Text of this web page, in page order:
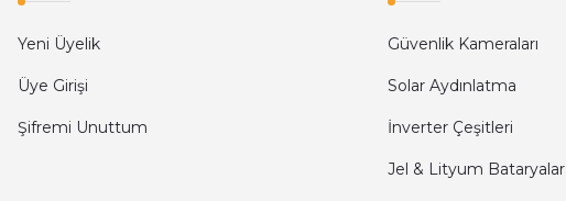
Yeni Üyelik
Üye Girişi
Şifremi Unuttum
Güvenlik Kameraları
Solar Aydınlatma
İnverter Çeşitleri
Jel & Lityum Bataryalar